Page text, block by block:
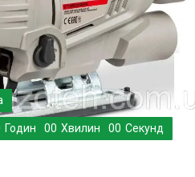
Годин 00 Хвилин 00 Секунд